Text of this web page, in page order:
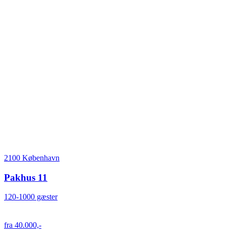
2100 København
Pakhus 11
120-1000 gæster
fra 40.000,-